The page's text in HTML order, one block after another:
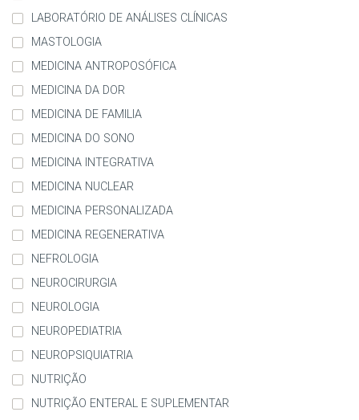
LABORATÓRIO DE ANÁLISES CLÍNICAS
MASTOLOGIA
MEDICINA ANTROPOSÓFICA
MEDICINA DA DOR
MEDICINA DE FAMILIA
MEDICINA DO SONO
MEDICINA INTEGRATIVA
MEDICINA NUCLEAR
MEDICINA PERSONALIZADA
MEDICINA REGENERATIVA
NEFROLOGIA
NEUROCIRURGIA
NEUROLOGIA
NEUROPEDIATRIA
NEUROPSIQUIATRIA
NUTRIÇÃO
NUTRIÇÃO ENTERAL E SUPLEMENTAR